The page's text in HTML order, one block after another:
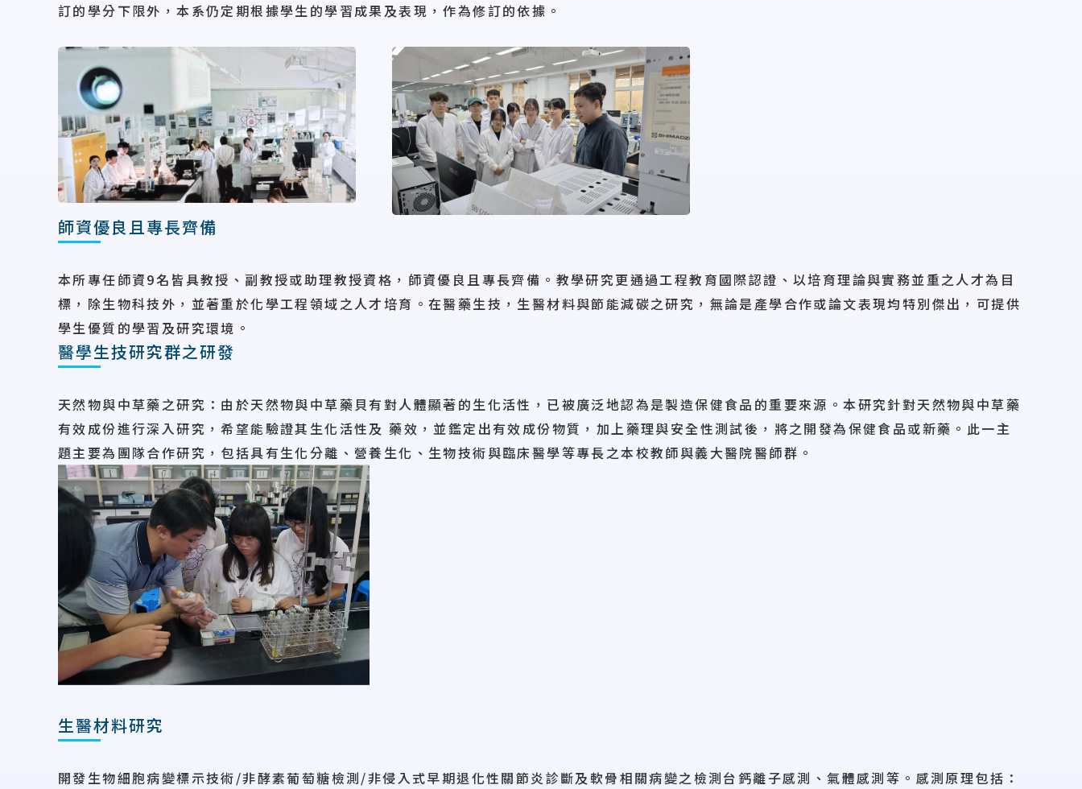
訂的學分下限外，本系仍定期根據學生的學習成果及表現，作為修訂的依據。
師資優良且專長齊備
本所專任師資9名皆具教授、副教授或助理教授資格，師資優良且專長齊備。教學研究更通過工程教育國際認證、以培育理論與實務並重之人才為目
標，除生物科技外，並著重於化學工程領域之人才培育。在醫藥生技，生醫材料與節能減碳之研究，無論是產學合作或論文表現均特別傑出，可提供
學生優質的學習及研究環境。
醫學生技研究群之研發
天然物與中草藥之研究：由於天然物與中草藥貝有對人體顯著的生化活性，已被廣泛地認為是製造保健食品的重要來源。本研究針對天然物與中草藥
有效成份進行深入研究，希望能驗證其生化活性及 藥效，並鑑定出有效成份物質，加上藥理與安全性測試後，將之開發為保健食品或新藥。此一主
題主要為團隊合作研究，包括具有生化分離、營養生化、生物技術與臨床醫學等專長之本校教師與義大醫院醫師群。
生醫材料研究
開發生物細胞病變標示技術/非酵素葡萄糖檢測/非侵入式早期退化性關節炎診斷及軟骨相關病變之檢測台鈣離子感測、氣體感測等。感測原理包括：